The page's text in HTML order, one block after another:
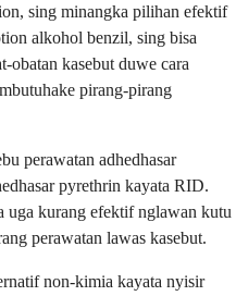
sing minangka pilihan efektif
alkohol benzil, sing bisa
obatan kasebut duwe cara
pirang-pirang
perawatan adhedhasar
pyrethrin kayata RID.
uga kurang efektif nglawan kutu
perawatan lawas kasebut.
non-kimia kayata nyisir